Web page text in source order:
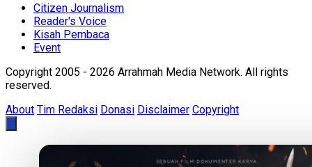
Citizen Journalism
Reader's Voice
Kisah Pembaca
Event
Copyright 2005 - 2026 Arrahmah Media Network. All rights
reserved.
About Tim Redaksi Donasi Disclaimer Copyright